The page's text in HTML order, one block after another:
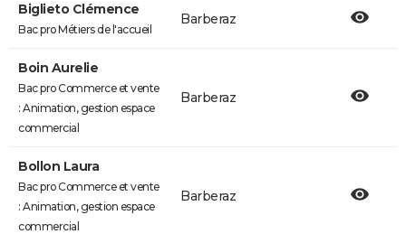
Biglieto Clémence
Bac pro Métiers de l'accueil
Barberaz
Boin Aurelie
Bac pro Commerce et vente
: Animation, gestion espace
commercial
Barberaz
Bollon Laura
Bac pro Commerce et vente
: Animation, gestion espace
commercial
Barberaz